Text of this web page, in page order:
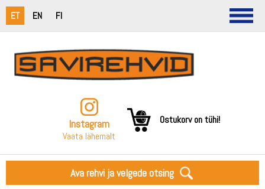
ET EN FI
Instagram
Vaata lähemalt
Ostukorv on tühi!
Ava rehvi ja velgede otsing